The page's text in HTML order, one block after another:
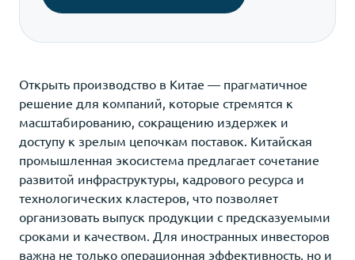
Открыть производство в Китае — прагматичное
решение для компаний, которые стремятся к
масштабированию, сокращению издержек и
доступу к зрелым цепочкам поставок. Китайская
промышленная экосистема предлагает сочетание
развитой инфраструктуры, кадрового ресурса и
технологических кластеров, что позволяет
организовать выпуск продукции с предсказуемыми
сроками и качеством. Для иностранных инвесторов
важна не только операционная эффективность, но и